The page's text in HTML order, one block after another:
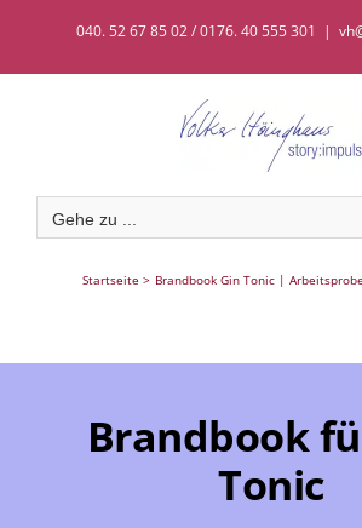
springen
040. 52 67 85 02 / 0176. 40 555 301 |
Gehe zu ...
Startseite Brandbook Gin Tonic |
Brandbook
Tonic